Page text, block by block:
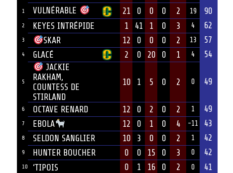
1 VULNÉRABLE 21 0 0 0 2 19 90
2 KEYES INTRÉPIDE 1 41 1 0 3 4 62
3 SKAR 12 0 0 0 2 13 57
4 GLACÉ 2 0 20 0 1 4 54
5
JACKIE
RAKHAM,
COUNTESS DE
STIRLAND
10 1 5 0 2 0 49
6 OCTAVE RENARD 12 0 2 0 2 1 49
7 EBOLA 12 0 1 0 4 -11 43
8 SELDON SANGLIER 10 3 0 0 2 1 42
9 HUNTER BOUCHER 0 0 15 0 3 0 42
10 ‘TIPOIS 0 1 16 0 2 0 41